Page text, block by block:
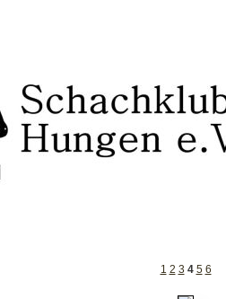
1 2 3 4 5 6